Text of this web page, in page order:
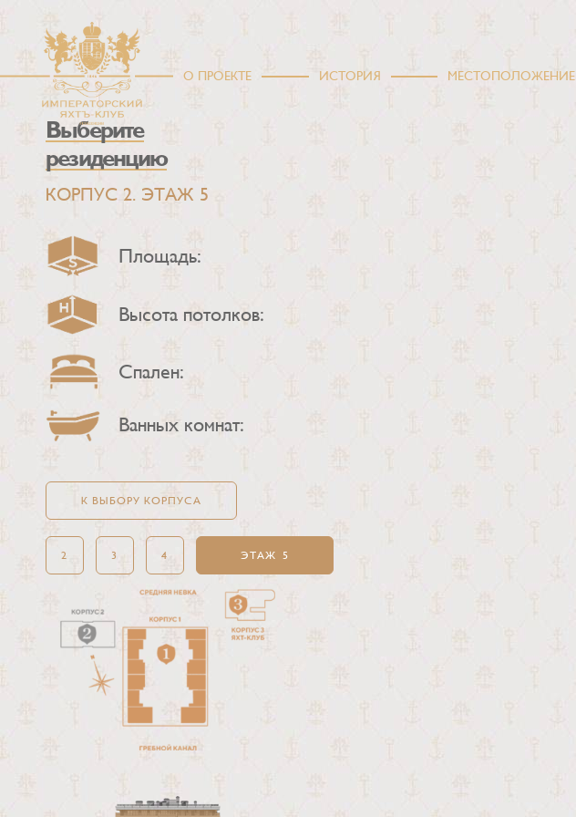
О ПРОЕКТЕ ИСТОРИЯ МЕСТОПОЛОЖЕНИЕ
Выберите
резиденцию
КОРПУС 2. ЭТАЖ 5
Площадь:
Высота потолков:
Спален:
Ванных комнат:
К ВЫБОРУ КОРПУСА
2 3 4 ЭТАЖ5